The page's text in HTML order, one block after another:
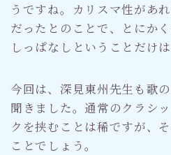
うですね。カリスマ性があ
だったとのことで、とにか
しっぱなしということだけ
今回は、深見東州先生も歌
聞きました。通常のクラシ
クを挟むことは稀ですが、
ことでしょう。